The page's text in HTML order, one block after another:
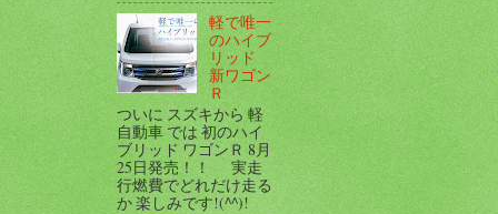
軽で唯一
のハイブ
リッド
新ワゴン
Ｒ
ついに スズキから 軽
自動車 では 初のハイ
ブリッド ワゴンＲ 8月
25日発売！！ 実走
行燃費でどれだけ走る
か 楽しみです!(^^)!